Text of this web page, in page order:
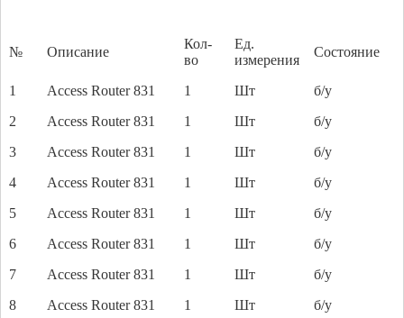
№ Описание
Кол-
во
Ед.
измерения
Состояние
1 Access Router 831 1 Шт
б/у
2
Access Router 831 1 Шт
б/у
3
Access Router 831 1 Шт
б/у
4
Access Router 831 1 Шт
б/у
5
Access Router 831 1 Шт
б/у
6
Access Router 831 1 Шт
б/у
7
Access Router 831 1 Шт
б/у
8
Access Router 831 1 Шт
б/у